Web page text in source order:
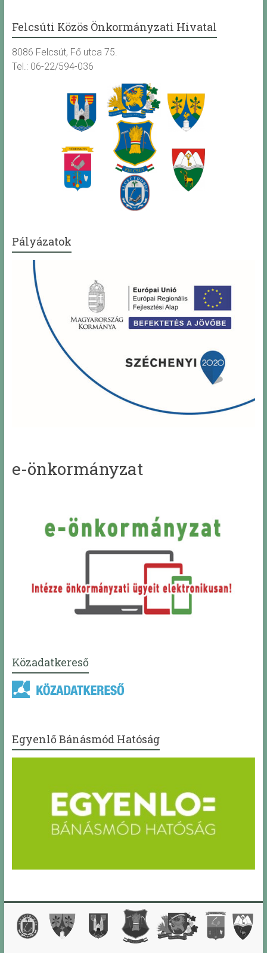
Felcsúti Közös Önkormányzati Hivatal
8086 Felcsút, Fő utca 75.
Tel.: 06-22/594-036
Pályázatok
e-önkormányzat
Közadatkereső
Egyenlő Bánásmód Hatóság